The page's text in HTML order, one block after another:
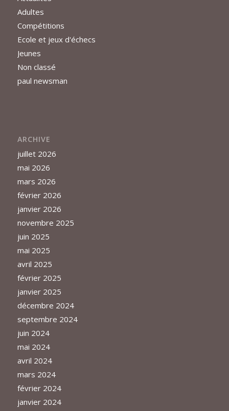
Adultes
Compétitions
Ecole et jeux d'échecs
Jeunes
Non classé
paul newsman
ARCHIVE
juillet 2026
mai 2026
mars 2026
février 2026
janvier 2026
novembre 2025
juin 2025
mai 2025
avril 2025
février 2025
janvier 2025
décembre 2024
septembre 2024
juin 2024
mai 2024
avril 2024
mars 2024
février 2024
janvier 2024